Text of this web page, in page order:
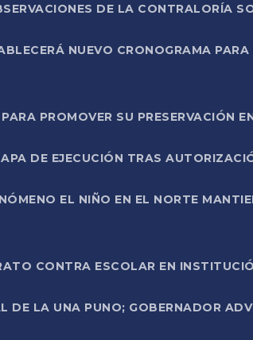
DE LA CONTRALORÍA
NUEVO CRONOGRAMA
PROMOVER SU PRESERVACIÓN
DE EJECUCIÓN TRAS
EL NIÑO EN EL NORTE
CONTRA ESCOLAR EN
LA UNA PUNO; GOBERNADOR